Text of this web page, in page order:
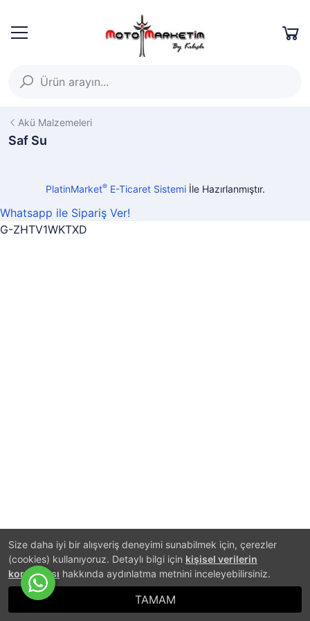
Size daha iyi bir alışveriş deneyimi sunabilmek için, çerezler
(cookies) kullanıyoruz. Detaylı bilgi için kişisel verilerin
korunması hakkında aydınlatma metnini inceleyebilirsiniz.
TAMAM
Akü Malzemeleri
Saf Su
PlatinMarket®E-Ticaret Sistemiİle Hazırlanmıştır.
Whatsapp ile Sipariş Ver!
G-ZHTV1WKTXD